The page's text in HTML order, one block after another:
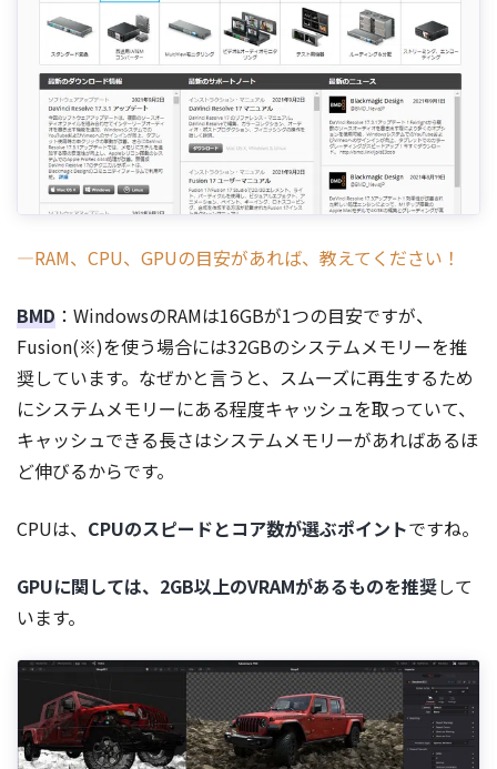
―RAM、CPU、GPUの目安があれば、教えてください！
BMD ：WindowsのRAMは16GBが1つの目安ですが、
Fusion(※)を使う場合には32GBのシステムメモリーを推
奨しています。なぜかと言うと、スムーズに再生するため
にシステムメモリーにある程度キャッシュを取っていて、
キャッシュできる長さはシステムメモリーがあればあるほ
ど伸びるからです。
CPUは、 CPUのスピードとコア数が選ぶポイントですね。
GPUに関しては、2GB以上のVRAMがあるものを推奨して
います。